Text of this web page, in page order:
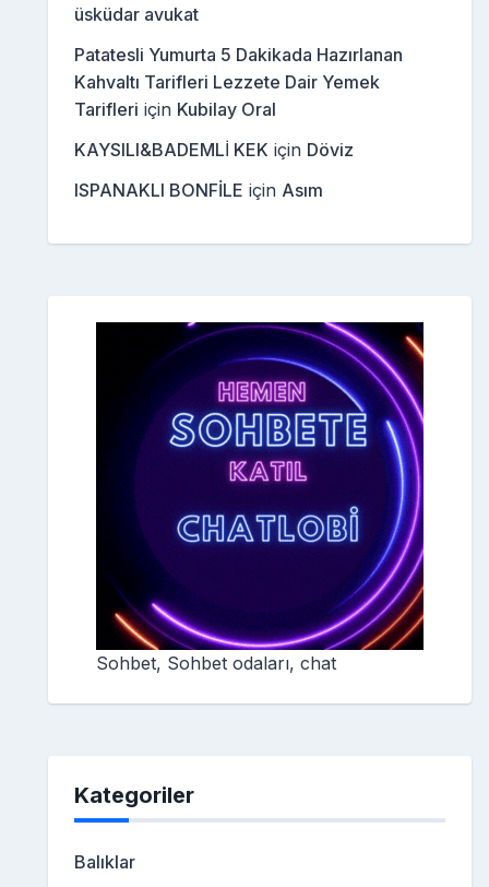
üsküdar avukat
Patatesli Yumurta 5 Dakikada Hazırlanan
Kahvaltı Tarifleri Lezzete Dair Yemek
Tarifleri için Kubilay Oral
KAYSILI&BADEMLİ KEK için Döviz
ISPANAKLI BONFİLE için Asım
Sohbet, Sohbet odaları, chat
Kategoriler
Balıklar